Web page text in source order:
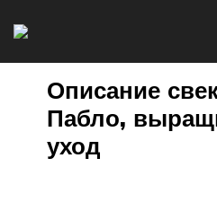
Описание
Пабло,
уход